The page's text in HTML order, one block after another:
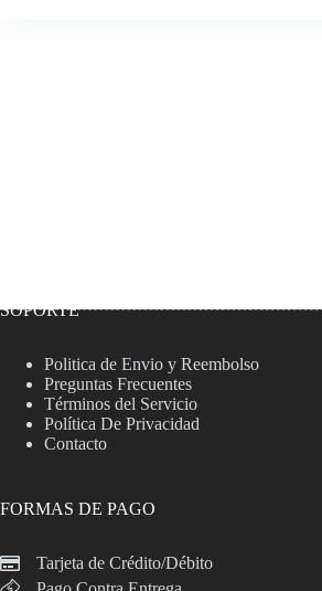
SOPORTE
Politica de Envio y Reembolso
Preguntas Frecuentes
Términos del Servicio
Política De Privacidad
Contacto
FORMAS DE PAGO
Tarjeta de Crédito/Débito